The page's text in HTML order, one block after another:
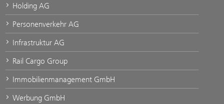
Holding AG
Personenverkehr AG
Infrastruktur AG
Rail Cargo Group
Immobilienmanagement GmbH
Werbung GmbH